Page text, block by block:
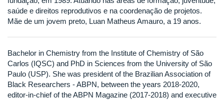
saúde e direitos reprodutivos e na coordenação de projetos.
Mãe de um jovem preto, Luan Matheus Amauro, a 19 anos.
Bachelor in Chemistry from the Institute of Chemistry of São
Carlos (IQSC) and PhD in Sciences from the University of São
Paulo (USP). She was president of the Brazilian Association of
Black Researchers - ABPN, between the years 2018-2020,
editor-in-chief of the ABPN Magazine (2017-2018) and executive